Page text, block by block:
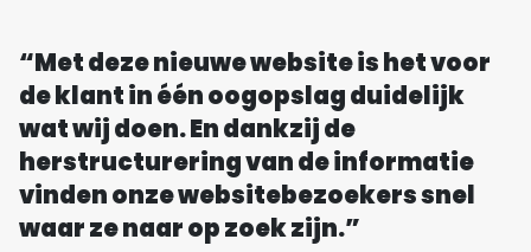
“Met deze nieuwe website is het voor
de klant in één oogopslag duidelijk
wat wij doen. En dankzij de
herstructurering van de informatie
vinden onze websitebezoekers snel
waar ze naar op zoek zijn.”